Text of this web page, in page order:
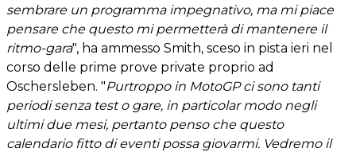
sembrare un programma impegnativo, ma mi piace
pensare che questo mi permetterà di mantenere il
ritmo-gara", ha ammesso Smith, sceso in pista ieri nel
corso delle prime prove private proprio ad
Oschersleben. "Purtroppo in MotoGP ci sono tanti
periodi senza test o gare, in particolar modo negli
ultimi due mesi, pertanto penso che questo
calendario fitto di eventi possa giovarmi. Vedremo il